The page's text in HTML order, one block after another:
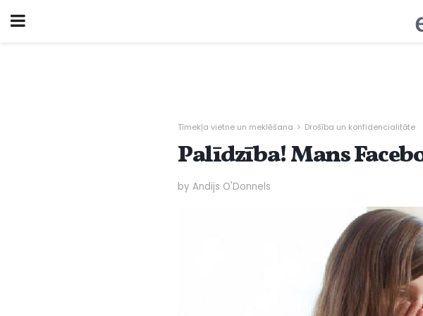
Tīmekļa vietne un meklēšana Drošība un konfidencialitāte
Palīdzība! Mans
by Andijs O'Donnels